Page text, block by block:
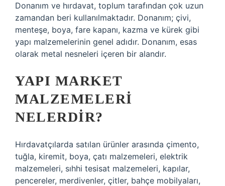
Donanım ve hırdavat, toplum tarafından çok uzun
zamandan beri kullanılmaktadır. Donanım; çivi,
menteşe, boya, fare kapanı, kazma ve kürek gibi
yapı malzemelerinin genel adıdır. Donanım, esas
olarak metal nesneleri içeren bir alandır.
YAPI MARKET
MALZEMELERI
NELERDIR?
Hırdavatçılarda satılan ürünler arasında çimento,
tuğla, kiremit, boya, çatı malzemeleri, elektrik
malzemeleri, sıhhi tesisat malzemeleri, kapılar,
pencereler, merdivenler, çitler, bahçe mobilyaları,